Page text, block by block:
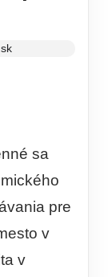
sa
pre
v
v